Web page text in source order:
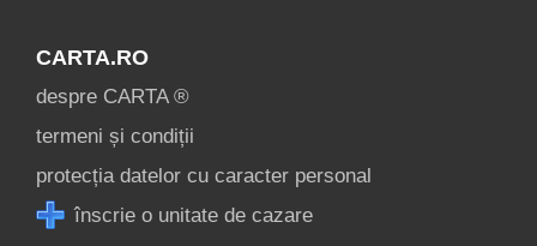
CARTA.RO
despre CARTA ®
termeni și condiții
protecția datelor cu caracter personal
înscrie o unitate de cazare